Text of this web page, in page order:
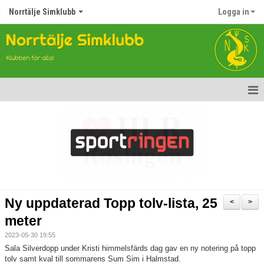
Norrtälje Simklubb Logga in
Topp Tolv
Anmälan till Simklubben
Våra tävlingar
>
<
Ny uppdaterad Topp tolv-lista, 25
meter
2023-05-30 19:55
Sala Silverdopp under Kristi himmelsfärds dag gav en ny notering på topp
tolv samt kval till sommarens Sum Sim i Halmstad.